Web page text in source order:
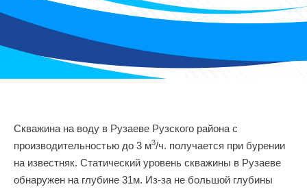
Скважина на воду в Рузаеве Рузского района с
производительностью до 3 м3/ч. получается при бурении
на известняк. Статический уровень скважины в Рузаеве
обнаружен на глубине 31м. Из-за не большой глубины